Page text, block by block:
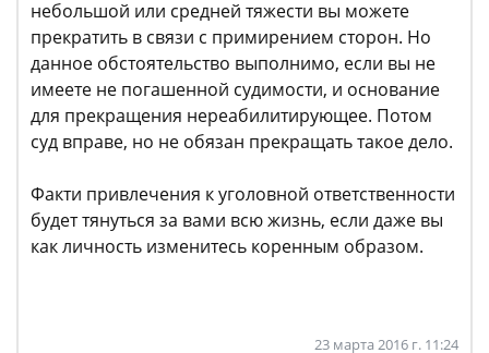
небольшой или средней тяжести вы можете
прекратить в связи с примирением сторон. Но
данное обстоятельство выполнимо, если вы не
имеете не погашенной судимости, и основание
для прекращения нереабилитирующее. Потом
суд вправе, но не обязан прекращать такое дело.
Факти привлечения к уголовной ответственности
будет тянуться за вами всю жизнь, если даже вы
как личность изменитесь коренным образом.
23 марта 2016 г. 11:24